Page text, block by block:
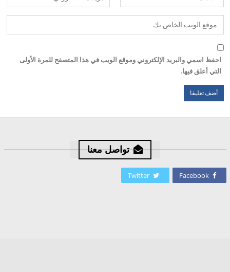
احفظ اسمي والبريد الإلكتروني وموقع الويب في هذا المتصفح للمرة الأولى
التي أعلق فيها.
تواصل معنا
Facebook
Twitter